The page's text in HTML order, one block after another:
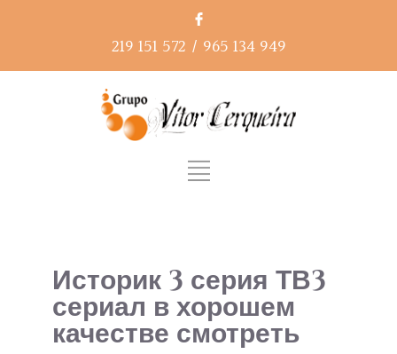
219 151 572 / 965 134 949
Историк 3 серия ТВ3
сериал в хорошем
качестве смотреть